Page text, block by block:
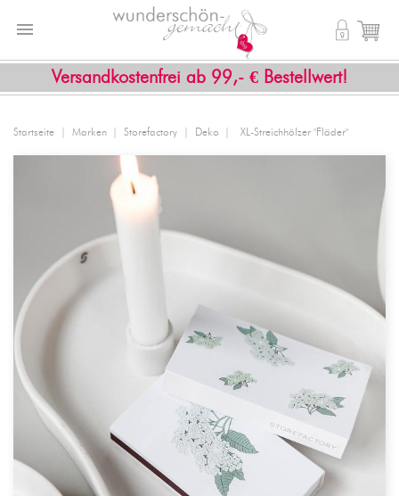
Versandkostenfrei ab 99,- € Bestellwert!
 shopping_cart

Startseite Marken Storefactory Deko XL-Streichhölzer "Fläder"